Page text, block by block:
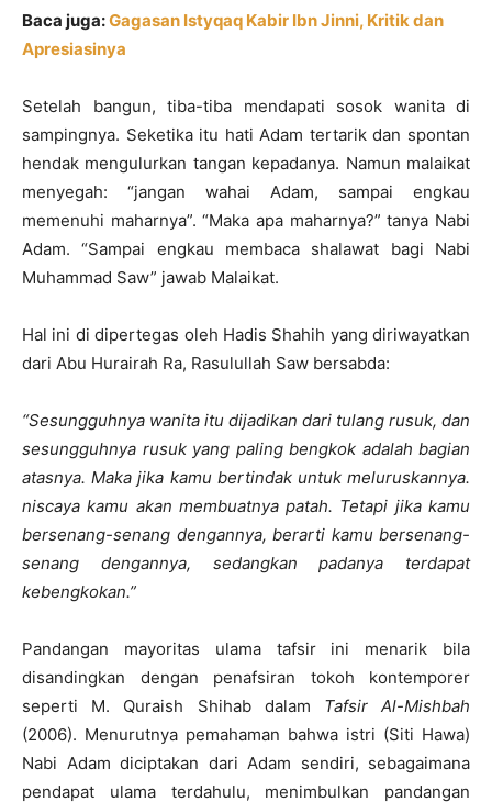
Baca juga:Gagasan Istyqaq Kabir Ibn Jinni, Kritik dan
Apresiasinya
Setelah bangun, tiba-tiba mendapati sosok wanita di
sampingnya. Seketika itu hati Adam tertarik dan spontan
hendak mengulurkan tangan kepadanya. Namun malaikat
menyegah: “jangan wahai Adam, sampai engkau
memenuhi maharnya”. “Maka apa maharnya?” tanya Nabi
Adam. “Sampai engkau membaca shalawat bagi Nabi
Muhammad Saw” jawab Malaikat.
Hal ini di dipertegas oleh Hadis Shahih yang diriwayatkan
dari Abu Hurairah Ra, Rasulullah Saw bersabda:
“Sesungguhnya wanita itu dijadikan dari tulang rusuk, dan
sesungguhnya rusuk yang paling bengkok adalah bagian
atasnya. Maka jika kamu bertindak untuk meluruskannya.
niscaya kamu akan membuatnya patah. Tetapi jika kamu
bersenang-senang dengannya, berarti kamu bersenang-
senang dengannya, sedangkan padanya terdapat
kebengkokan.”
Pandangan mayoritas ulama tafsir ini menarik bila
disandingkan dengan penafsiran tokoh kontemporer
seperti M. Quraish Shihab dalam Tafsir Al-Mishbah
(2006). Menurutnya pemahaman bahwa istri (Siti Hawa)
Nabi Adam diciptakan dari Adam sendiri, sebagaimana
pendapat ulama terdahulu, menimbulkan pandangan